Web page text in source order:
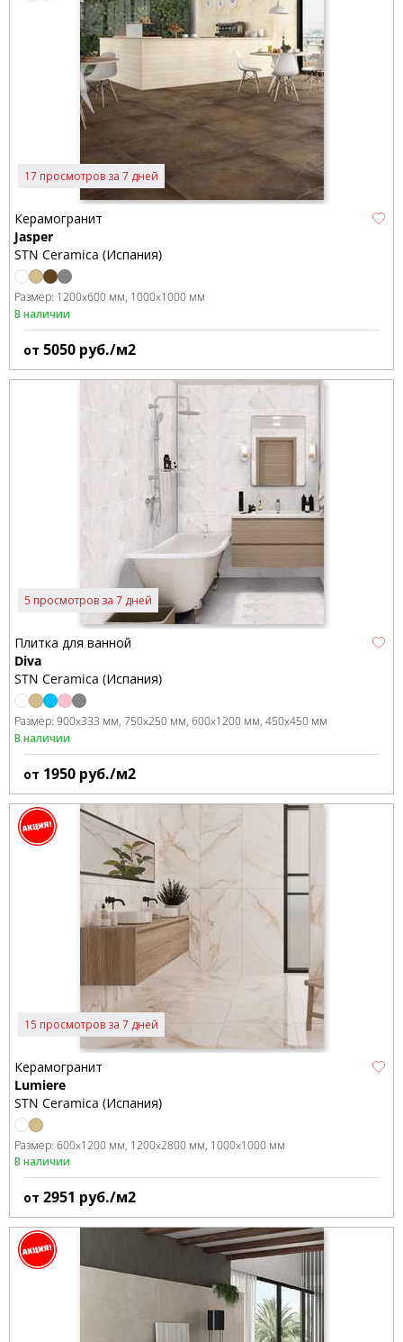
17 просмотров за 7 дней
Керамогранит
Jasper
STN Ceramica (Испания)
Размер: 1200x600 мм 1000x1000 мм
В наличии
от 5050 руб./м2
5 просмотров за 7 дней
Плитка для ванной
Diva
STN Ceramica (Испания)
Размер: 900x333 мм 750x250 мм 600x1200 мм 450x450 мм
В наличии
от 1950 руб./м2
15 просмотров за 7 дней
Керамогранит
Lumiere
STN Ceramica (Испания)
Размер: 600x1200 мм 1200x2800 мм 1000x1000 мм
В наличии
от 2951 руб./м2